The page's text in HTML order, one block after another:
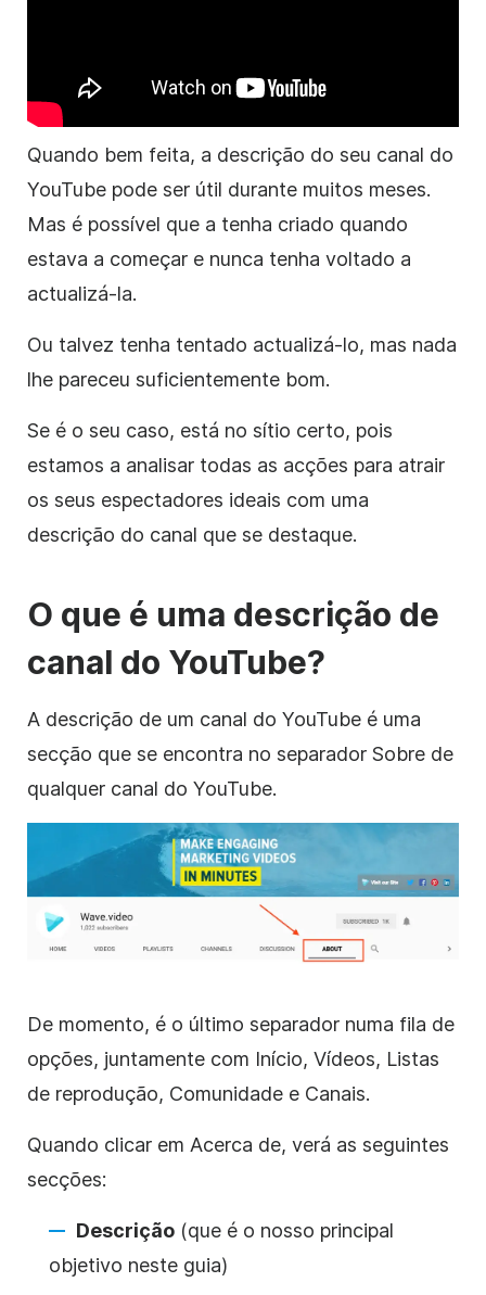
Quando bem feita, a descrição do seu canal do
YouTube pode ser útil durante muitos meses.
Mas é possível que a tenha criado quando
estava a começar e nunca tenha voltado a
actualizá-la.
Ou talvez tenha tentado actualizá-lo, mas nada
lhe pareceu suficientemente bom.
Se é o seu caso, está no sítio certo, pois
estamos a analisar todas as acções para atrair
os seus espectadores ideais com uma
descrição do canal que se destaque.
O que é uma descrição de
canal do YouTube?
A descrição de um canal do YouTube é uma
secção que se encontra no separador Sobre de
qualquer canal do YouTube.
De momento, é o último separador numa fila de
opções, juntamente com Início, Vídeos, Listas
de reprodução, Comunidade e Canais.
Quando clicar em Acerca de, verá as seguintes
secções:
Descrição (que é o nosso principal
objetivo neste guia)